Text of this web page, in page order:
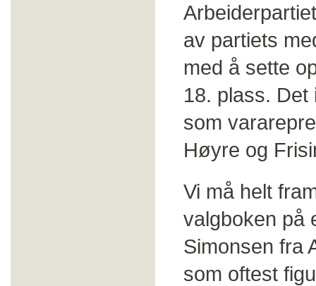
av partiets
med å sette
18. plass. Det
som
Høyre og
Vi må helt
valgboken på
Simonsen fra
som oftest